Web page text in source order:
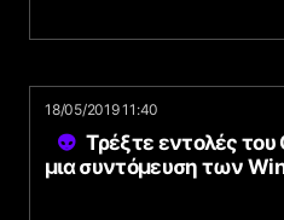
18/05/2019 11:40
Τρέξτε εντολές
μια συντόμευση των